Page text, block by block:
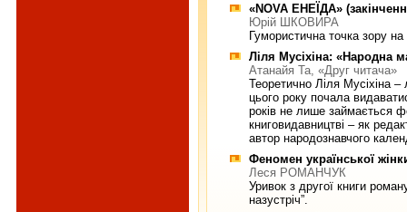
«NOVA ЕНЕЇДА»
Юрій ШКОВИРА
Гумористична точка зору на
Ліля Мусіхіна: «Народна
Атанайя Та, «Друг читача»
Теоретично Ліля Мусіхіна
цього року почала
років не лише займається
книговидавництві – як
автор народознавчого
Феномен української
Леся РОМАНЧУК
Уривок з другої книги
назустріч”.